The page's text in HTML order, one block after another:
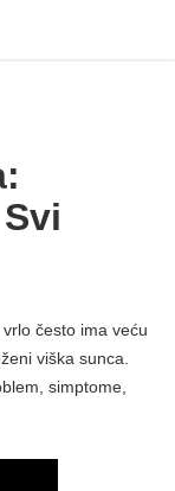
vrlo često ima veću
viška sunca.
simptome,